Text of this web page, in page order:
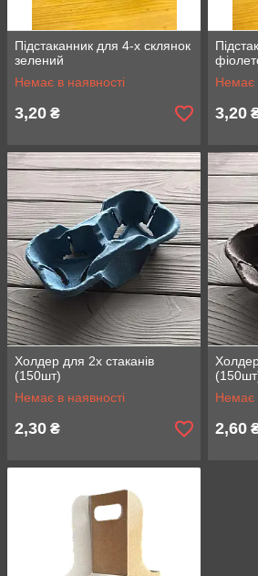
Підстаканник для 4-х склянок
зелений
Немає в наявності
3,20 ₴
Немає
3,20
Холдер для 2х стаканів
(150шт)
Немає в наявності
2,30 ₴
Немає
2,60